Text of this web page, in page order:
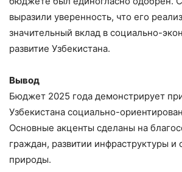
выразили уверенность, что его
значительный вклад в социально-
развитие Узбекистана.
Вывод
Бюджет 2025 года демонстрирует
Узбекистана социально-
Основные акценты сделаны на
граждан, развитии инфраструктуры и
природы.